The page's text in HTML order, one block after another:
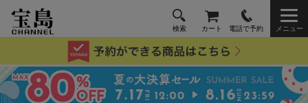
検索 カート 電話で予約 メニュー